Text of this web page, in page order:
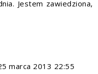
Jestem zawiedziona,
marca 2013 22:55